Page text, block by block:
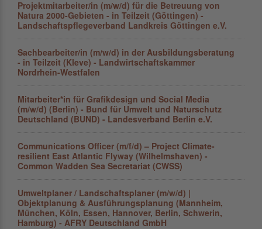
Projektmitarbeiter/in (m/w/d) für die Betreuung von
Natura 2000-Gebieten - in Teilzeit (Göttingen) -
Landschaftspflegeverband Landkreis Göttingen e.V.
Sachbearbeiter/in (m/w/d) in der Ausbildungsberatung
- in Teilzeit (Kleve) - Landwirtschaftskammer
Nordrhein-Westfalen
Mitarbeiter*in für Grafikdesign und Social Media
(m/w/d) (Berlin) - Bund für Umwelt und Naturschutz
Deutschland (BUND) - Landesverband Berlin e.V.
Communications Officer (m/f/d) – Project Climate-
resilient East Atlantic Flyway (Wilhelmshaven) -
Common Wadden Sea Secretariat (CWSS)
Umweltplaner / Landschaftsplaner (m/w/d) |
Objektplanung & Ausführungsplanung (Mannheim,
München, Köln, Essen, Hannover, Berlin, Schwerin,
Hamburg) - AFRY Deutschland GmbH